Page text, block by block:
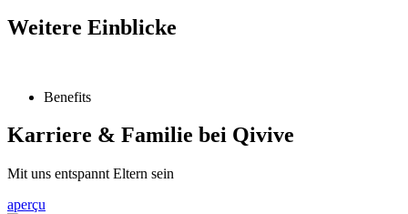
Weitere Einblicke
Benefits
Karriere & Familie bei Qivive
Mit uns entspannt Eltern sein
aperçu